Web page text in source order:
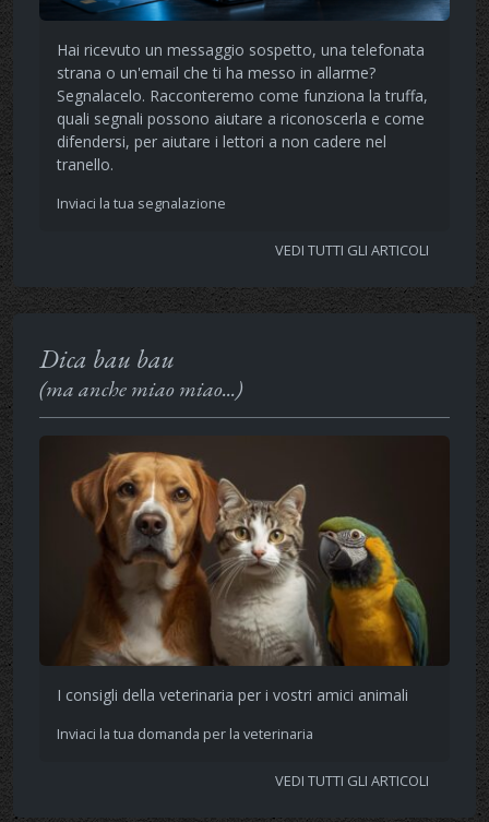
Hai ricevuto un messaggio sospetto, una telefonata
strana o un'email che ti ha messo in allarme?
Segnalacelo. Racconteremo come funziona la truffa,
quali segnali possono aiutare a riconoscerla e come
difendersi, per aiutare i lettori a non cadere nel
tranello.
Inviaci la tua segnalazione
VEDI TUTTI GLI ARTICOLI
Dica bau bau
(ma anche miao miao...)
I consigli della veterinaria per i vostri amici animali
Inviaci la tua domanda per la veterinaria
VEDI TUTTI GLI ARTICOLI